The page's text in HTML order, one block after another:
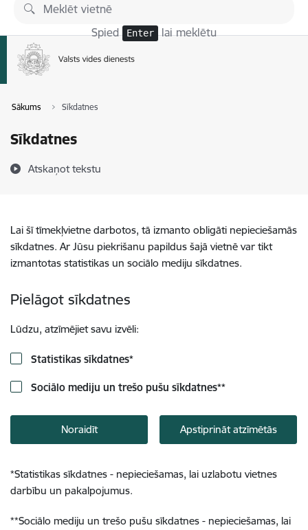
Pāriet uz lapas saturu
Spied Enter lai meklētu
Sākums Sīkdatnes
Sīkdatnes
Atskaņot tekstu
Lai šī tīmekļvietne darbotos, tā izmanto obligāti nepieciešamās
sīkdatnes. Ar Jūsu piekrišanu papildus šajā vietnē var tikt
izmantotas statistikas un sociālo mediju sīkdatnes.
Pielāgot sīkdatnes
Lūdzu, atzīmējiet savu izvēli:
Statistikas sīkdatnes*
Sociālo mediju un trešo pušu sīkdatnes**
Noraidīt Apstiprināt atzīmētās
*Statistikas sīkdatnes - nepieciešamas, lai uzlabotu vietnes
darbību un pakalpojumus.
**Sociālo mediju un trešo pušu sīkdatnes - nepieciešamas, lai